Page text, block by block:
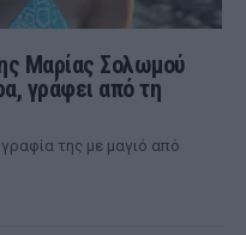
Μαρίας Σολωμού
γράφει από τη
της με μαγιό από